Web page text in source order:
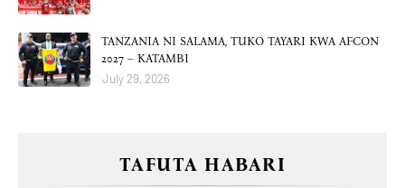
TANZANIA NI SALAMA, TUKO TAYARI KWA AFCON
2027 – KATAMBI
July 29, 2026
TAFUTA HABARI